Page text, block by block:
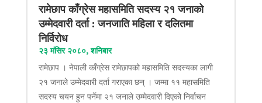
रामेछाप काँग्रेस महासमिति सदस्य २१ जनाको
उम्मेदवारी दर्ता : जनजाति महिला र दलितमा
निर्विरोध
२३ मंसिर २०८०, शनिबार
रामेछाप । नेपाली काँग्रेस रामेछापको महासमिति सदस्यका लागी
२१ जनाले उम्मेदवारी दर्ता गराएका छन् । जम्मा ११ महासमिति
सदस्य चयन हुन पर्नेमा २१ जनाले उम्मेदवारी दिएको निर्वाचन